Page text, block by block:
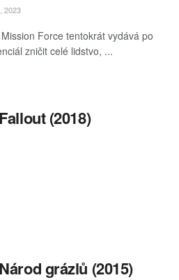
2023
Force tentokrát vydává po
zničit celé lidstvo, ...
(2018)
grázlů (2015)